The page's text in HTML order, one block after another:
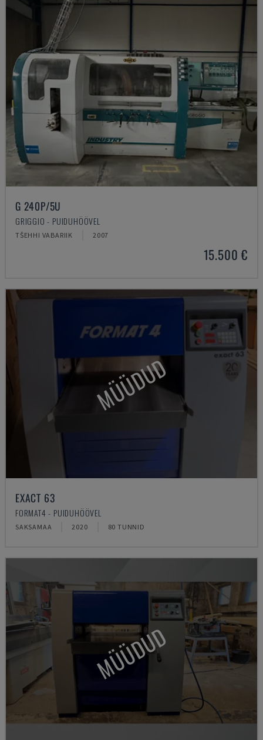
G 240P/5U
GRIGGIO - PUIDUHÖÖVEL
TŠEHHI VABARIIK 2007
15.500 €
MÜÜDUD
EXACT 63
FORMAT4 - PUIDUHÖÖVEL
SAKSAMAA 2020 80 TUNNID
MÜÜDUD